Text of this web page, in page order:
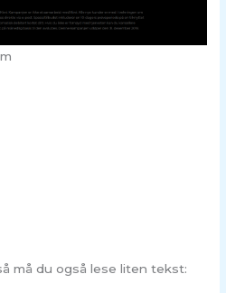
må du også lese liten tekst: